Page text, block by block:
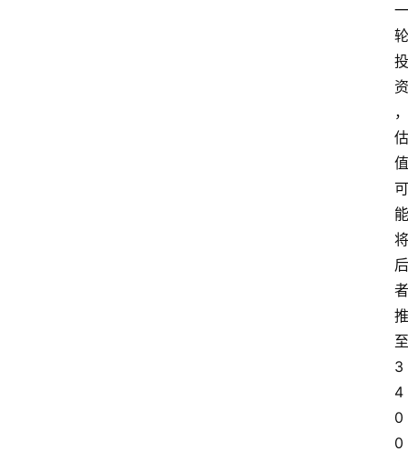
一
轮
投
资
，
估
值
可
能
将
后
者
推
至
3
4
0
0